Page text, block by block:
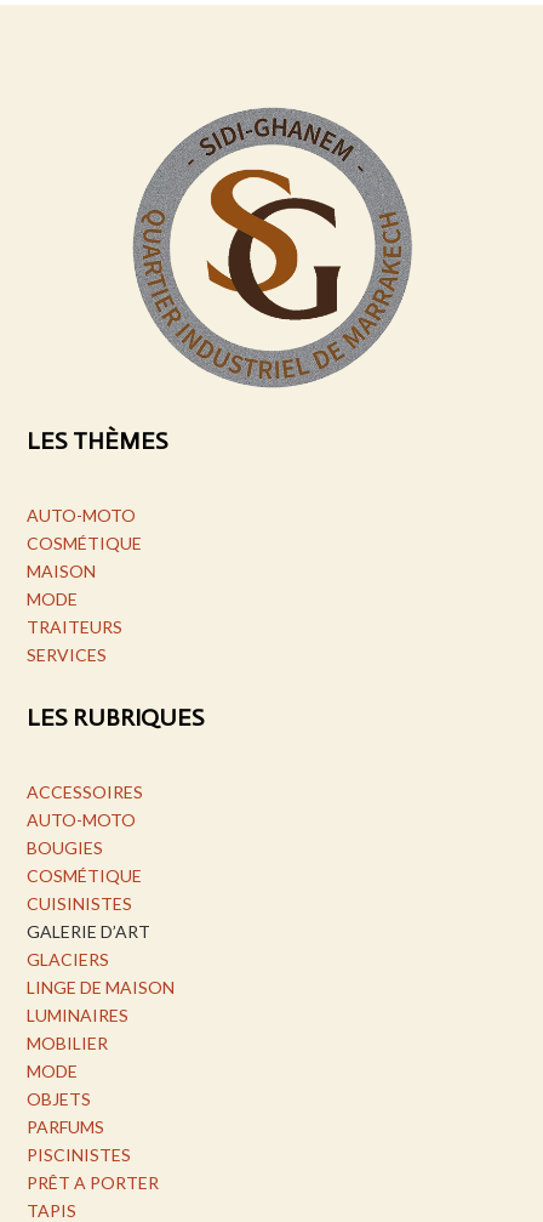
LES THÈMES
AUTO-MOTO
COSMÉTIQUE
MAISON
MODE
TRAITEURS
SERVICES
LES RUBRIQUES
ACCESSOIRES
AUTO-MOTO
BOUGIES
COSMÉTIQUE
CUISINISTES
GALERIE D’ART
GLACIERS
LINGE DE MAISON
LUMINAIRES
MOBILIER
MODE
OBJETS
PARFUMS
PISCINISTES
PRÊT A PORTER
TAPIS